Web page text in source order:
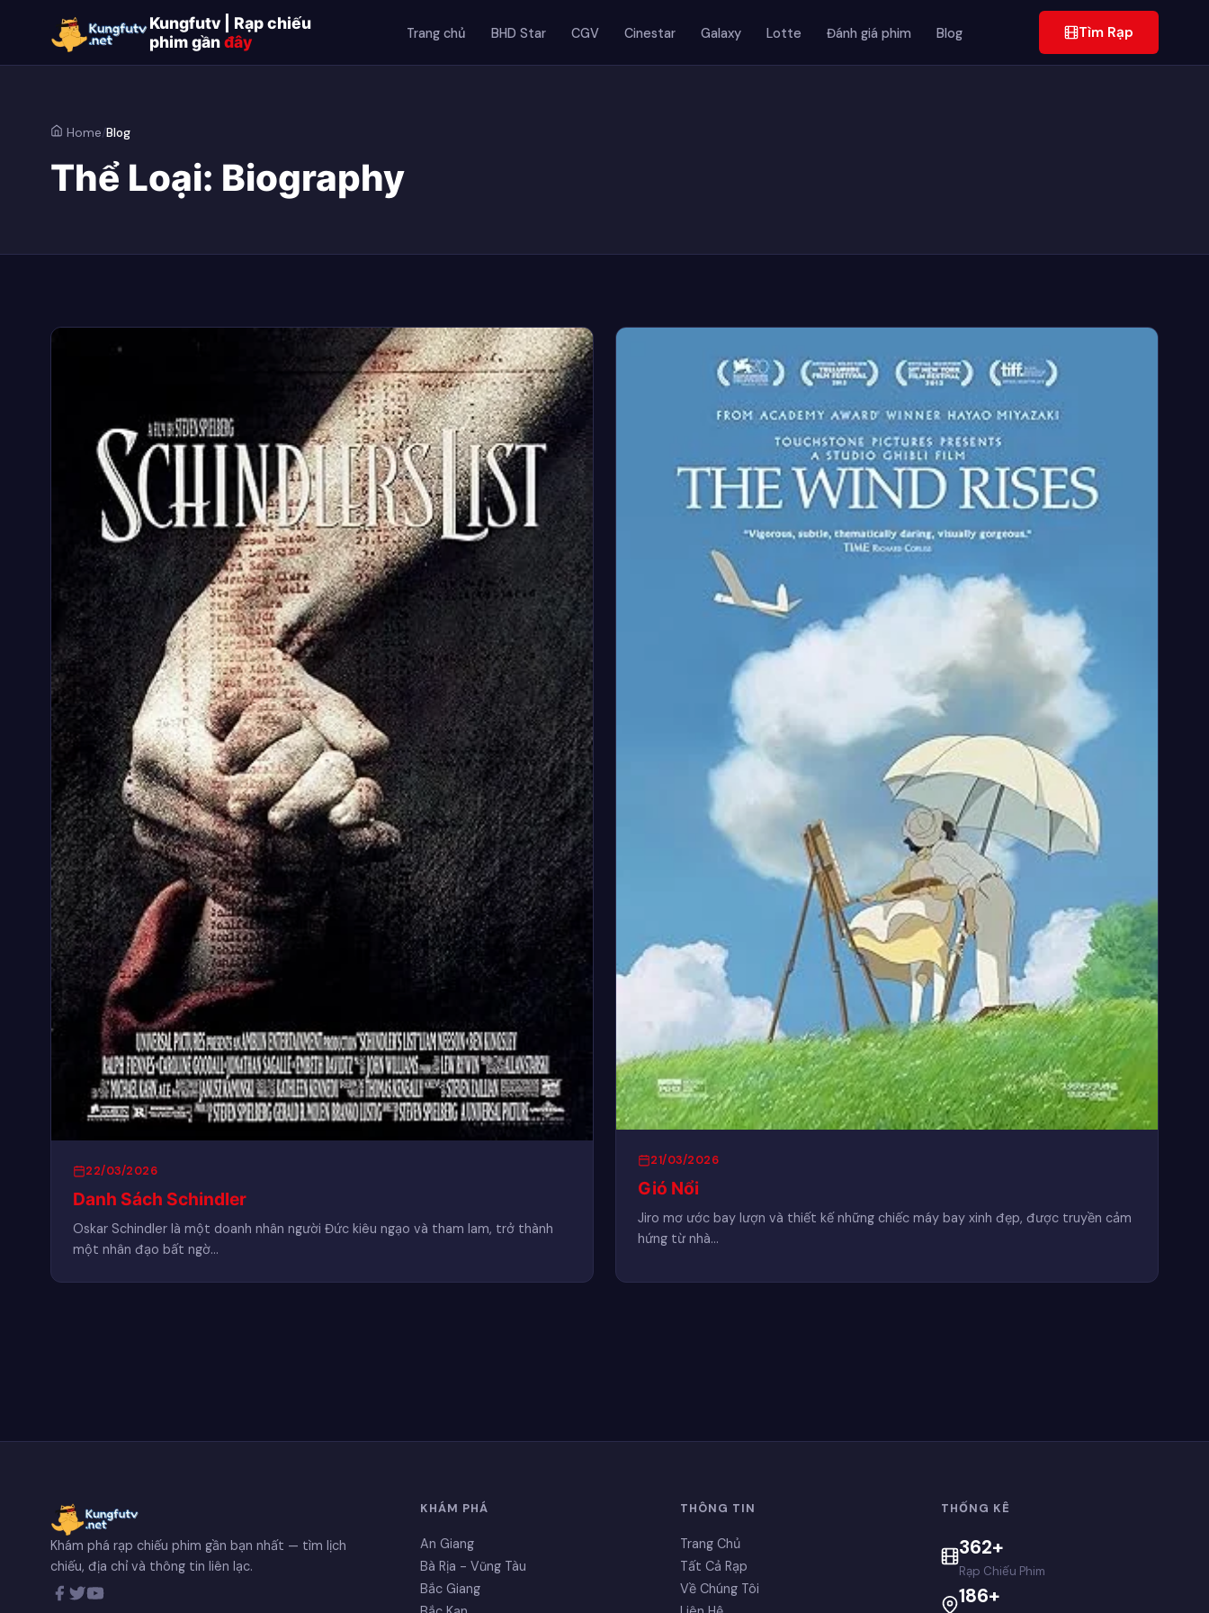
Kungfutv | Rạp chiếu
phim gầnđây Trang chủ BHD Star CGV Cinestar Galaxy Lotte Đánh giá phim Blog Tìm Rạp
Home/Blog
Thể Loại: Biography
22/03/2026
Danh Sách Schindler
Oskar Schindler là một doanh nhân người Đức kiêu ngạo và tham lam, trở thành
một nhân đạo bất ngờ…
21/03/2026
Gió Nổi
Jiro mơ ước bay lượn và thiết kế những chiếc máy bay xinh đẹp, được truyền cảm
hứng từ nhà…
Khám phá rạp chiếu phim gần bạn nhất — tìm lịch
chiếu, địa chỉ và thông tin liên lạc.
KHÁM PHÁ
An Giang
Bà Rịa - Vũng Tàu
Bắc Giang
THÔNG TIN
Trang Chủ
Tất Cả Rạp
Về Chúng Tôi
THỐNG KÊ
362+
Rạp Chiếu Phim
186+